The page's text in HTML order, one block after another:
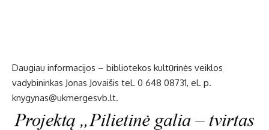
Daugiau informacijos – bibliotekos kultūrinės veiklos
vadybininkas Jonas Jovaišis tel. 0 648 08731, el. p.
knygynas@ukmergesvb.lt.